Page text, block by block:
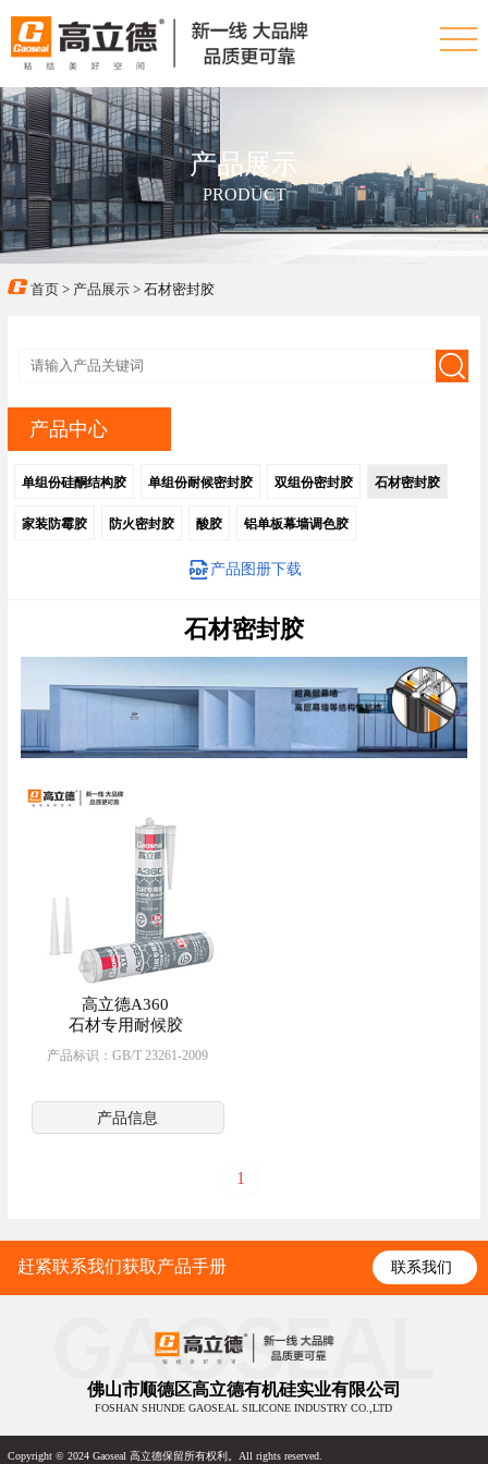
产品展示
PRODUCT
首页> 产品展示> 石材密封胶
产品中心
单组份硅酮结构胶 单组份耐候密封胶 双组份密封胶 石材密封胶
家装防霉胶 防火密封胶 酸胶 铝单板幕墙调色胶
产品图册下载
石材密封胶
高立德A360
石材专用耐候胶
产品标识：GB/T 23261-2009
产品信息
1
赶紧联系我们获取产品手册 联系我们
佛山市顺德区高立德有机硅实业有限公司
FOSHAN SHUNDE GAOSEAL SILICONE INDUSTRY CO.,LTD
Copyright © 2024 Gaoseal 高立德保留所有权利。All rights reserved.